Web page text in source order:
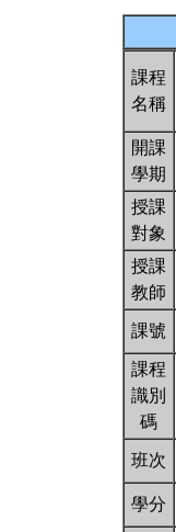
課程
名稱
開課
學期
授課
對象
授課
教師
課號
課程
識別
碼
班次
學分